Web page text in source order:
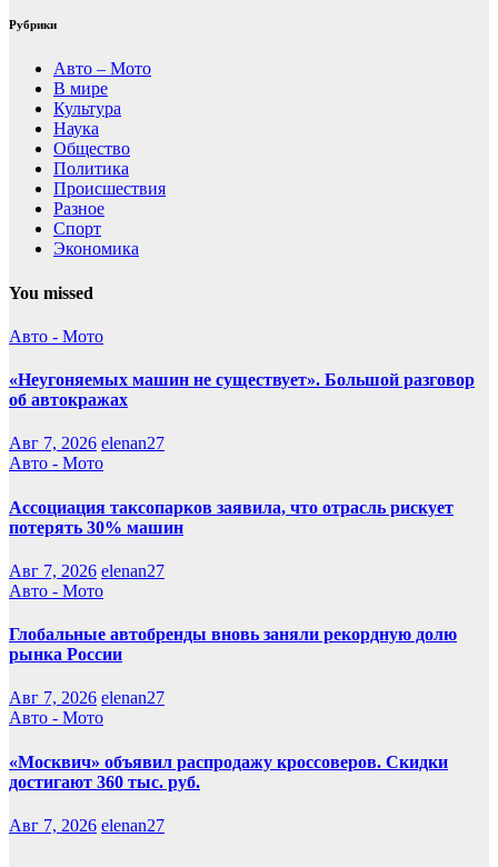
Рубрики
Авто – Мото
В мире
Культура
Наука
Общество
Политика
Происшествия
Разное
Спорт
Экономика
You missed
Авто - Мото
«Неугоняемых машин не существует». Большой разговор
об автокражах
Авг 7, 2026 elenan27
Авто - Мото
Ассоциация таксопарков заявила, что отрасль рискует
потерять 30% машин
Авг 7, 2026 elenan27
Авто - Мото
Глобальные автобренды вновь заняли рекордную долю
рынка России
Авг 7, 2026 elenan27
Авто - Мото
«Москвич» объявил распродажу кроссоверов. Скидки
достигают 360 тыс. руб.
Авг 7, 2026 elenan27